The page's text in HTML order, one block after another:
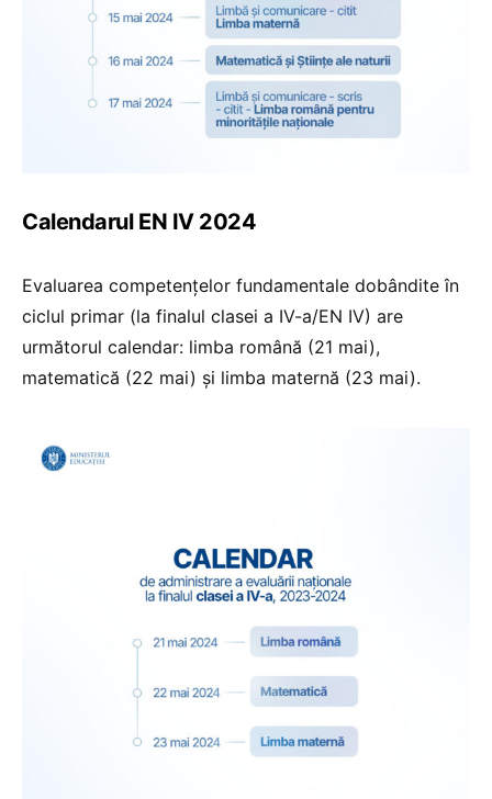
Calendarul EN IV 2024
Evaluarea competențelor fundamentale dobândite în
ciclul primar (la finalul clasei a IV-a/EN IV) are
următorul calendar: limba română (21 mai),
matematică (22 mai) și limba maternă (23 mai).